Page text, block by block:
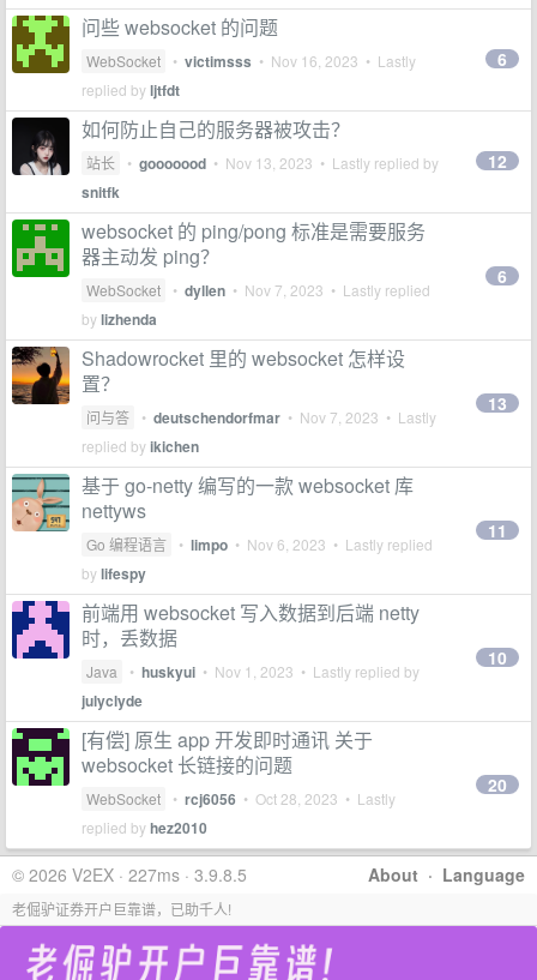
问些 websocket 的问题
WebSocket • victimsss • Nov 16, 2023 • Lastly
replied byljtfdt
6
如何防止自己的服务器被攻击？
站长 • gooooood • Nov 13, 2023 • Lastly replied by
snitfk
12
websocket 的 ping/pong 标准是需要服务
器主动发 ping？
WebSocket • dyllen • Nov 7, 2023 • Lastly replied
bylizhenda
6
Shadowrocket 里的 websocket 怎样设
置？
问与答 • deutschendorfmar • Nov 7, 2023 • Lastly
replied byikichen
13
基于 go-netty 编写的一款 websocket 库
nettyws
Go 编程语言 • limpo • Nov 6, 2023 • Lastly replied
bylifespy
11
前端用 websocket 写入数据到后端 netty
时，丢数据
Java • huskyui • Nov 1, 2023 • Lastly replied by
julyclyde
10
[有偿] 原生 app 开发即时通讯 关于
websocket 长链接的问题
WebSocket • rcj6056 • Oct 28, 2023 • Lastly
replied byhez2010
20
About · Language
© 2026 V2EX · 227ms · 3.9.8.5
老倔驴证券开户巨靠谱，已助千人!